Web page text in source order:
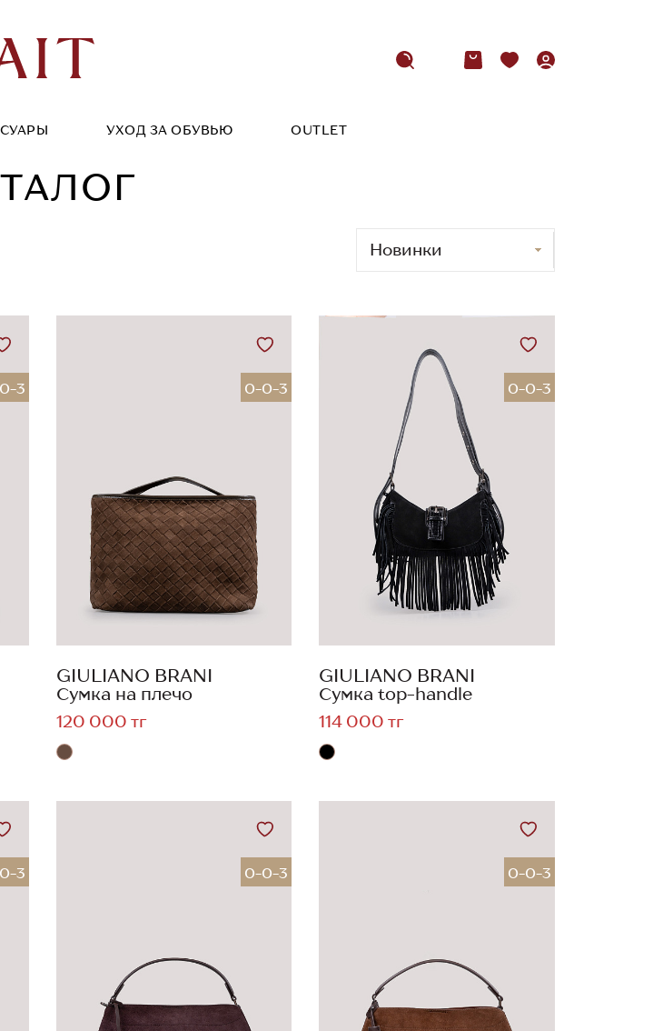
УХОД ЗА ОБУВЬЮ OUTLET
3 0-0-3
GIULIANO BRANI
Сумка на плечо
120 000 тг
0-0-3
GIULIANO BRANI
Сумка top-handle
114 000 тг
3 0-0-3 0-0-3